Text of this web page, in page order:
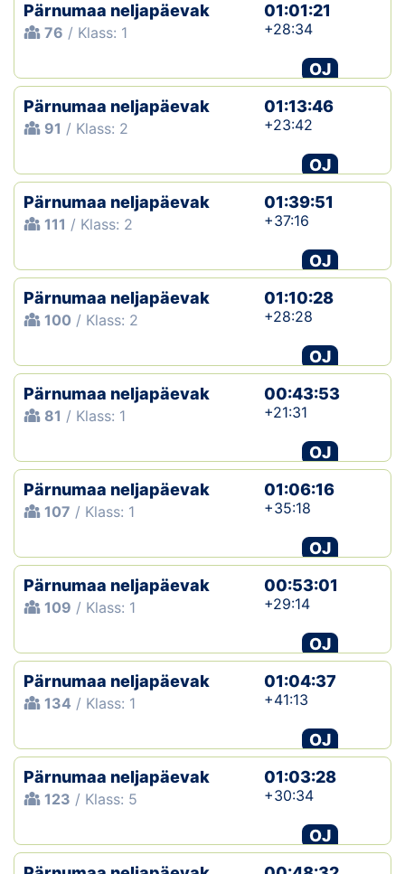
Pärnumaa neljapäevak
76 / Klass: 1
01:01:21
+28:34
OJ
Pärnumaa neljapäevak
91 / Klass: 2
01:13:46
+23:42
OJ
Pärnumaa neljapäevak
111 / Klass: 2
01:39:51
+37:16
OJ
Pärnumaa neljapäevak
100 / Klass: 2
01:10:28
+28:28
OJ
Pärnumaa neljapäevak
81 / Klass: 1
00:43:53
+21:31
OJ
Pärnumaa neljapäevak
107 / Klass: 1
01:06:16
+35:18
OJ
Pärnumaa neljapäevak
109 / Klass: 1
00:53:01
+29:14
OJ
Pärnumaa neljapäevak
134 / Klass: 1
01:04:37
+41:13
OJ
Pärnumaa neljapäevak
123 / Klass: 5
01:03:28
+30:34
OJ